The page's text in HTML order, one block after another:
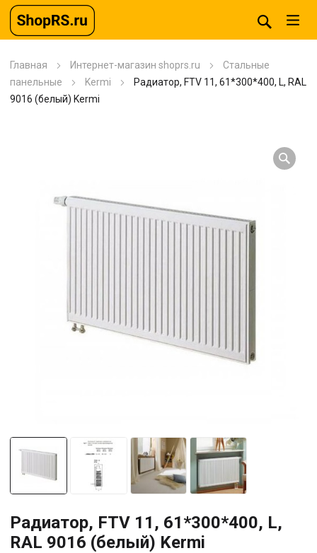
Главная Интернет-магазин shoprs.ru
Стальные
панельные
Kermi
Радиатор, FTV 11, 61*300*400, L, RAL
9016 (белый) Kermi
Радиатор, FTV 11, 61*300*400, L,
RAL 9016 (белый) Kermi